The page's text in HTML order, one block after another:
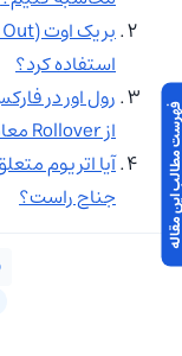
استفاده کرد؟
رول اور در
از Rollover معامله کرد؟
آیا اتریوم
جناح راست؟
مقاله